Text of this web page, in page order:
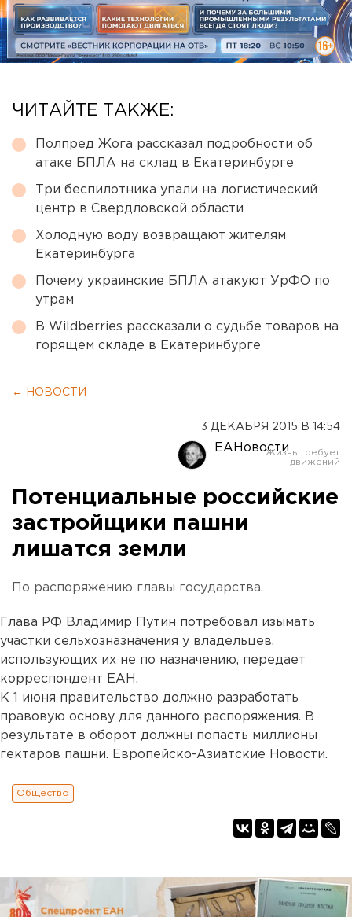
ЧИТАЙТЕ ТАКЖЕ:
Полпред Жога рассказал подробности об
атаке БПЛА на склад в Екатеринбурге
Три беспилотника упали на логистический
центр в Свердловской области
Холодную воду возвращают жителям
Екатеринбурга
Почему украинские БПЛА атакуют УрФО по
утрам
В Wildberries рассказали о судьбе товаров на
горящем складе в Екатеринбурге
← НОВОСТИ
3 ДЕКАБРЯ 2015 В 14:54
ЕАНовости
Потенциальные российские
застройщики пашни
лишатся земли
По распоряжению главы государства.
Глава РФ Владимир Путин потребовал изымать
участки сельхозназначения у владельцев,
использующих их не по назначению, передает
корреспондент ЕАН.
К 1 июня правительство должно разработать
правовую основу для данного распоряжения. В
результате в оборот должны попасть миллионы
гектаров пашни. Европейско-Азиатские Новости.
Общество